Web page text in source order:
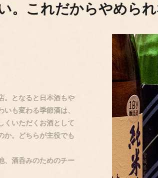
。これだからやめら
。となると日本酒もや
も変わる季節酒は、
くいただくお酒として
か。どちらが主役でも
、酒呑みのためのチー